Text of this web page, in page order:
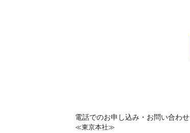
電話でのお申し込み・お問い合わせ
≪東京本社≫